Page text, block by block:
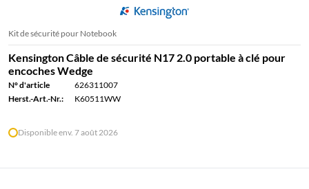
Kit de sécurité pour Notebook
Kensington Câble de sécurité N17 2.0 portable à clé pour
encoches Wedge
N° d'article
626311007
Herst.-Art.-Nr.:
K60511WW
Disponible env. 7 août 2026